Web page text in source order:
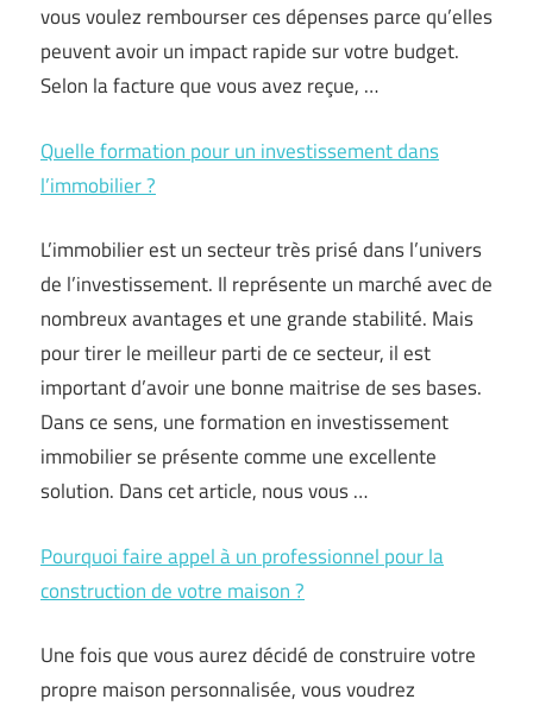
vous voulez rembourser ces dépenses parce qu’elles
peuvent avoir un impact rapide sur votre budget.
Selon la facture que vous avez reçue, …
Quelle formation pour un investissement dans
l’immobilier ?
L’immobilier est un secteur très prisé dans l’univers
de l’investissement. Il représente un marché avec de
nombreux avantages et une grande stabilité. Mais
pour tirer le meilleur parti de ce secteur, il est
important d’avoir une bonne maitrise de ses bases.
Dans ce sens, une formation en investissement
immobilier se présente comme une excellente
solution. Dans cet article, nous vous …
Pourquoi faire appel à un professionnel pour la
construction de votre maison ?
Une fois que vous aurez décidé de construire votre
propre maison personnalisée, vous voudrez